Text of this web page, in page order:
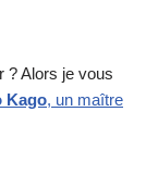
? Alors je vous
Kago, un maître